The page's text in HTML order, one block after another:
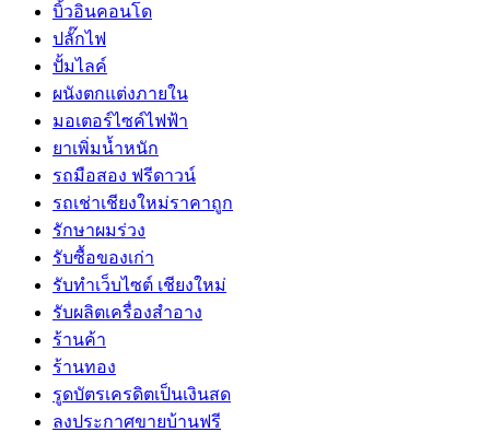
บิ้วอินคอนโด
ปลั๊กไฟ
ปั้มไลค์
ผนังตกแต่งภายใน
มอเตอร์ไซค์ไฟฟ้า
ยาเพิ่มน้ำหนัก
รถมือสอง ฟรีดาวน์
รถเช่าเชียงใหม่ราคาถูก
รักษาผมร่วง
รับซื้อของเก่า
รับทำเว็บไซต์ เชียงใหม่
รับผลิตเครื่องสำอาง
ร้านค้า
ร้านทอง
รูดบัตรเครดิตเป็นเงินสด
ลงประกาศขายบ้านฟรี